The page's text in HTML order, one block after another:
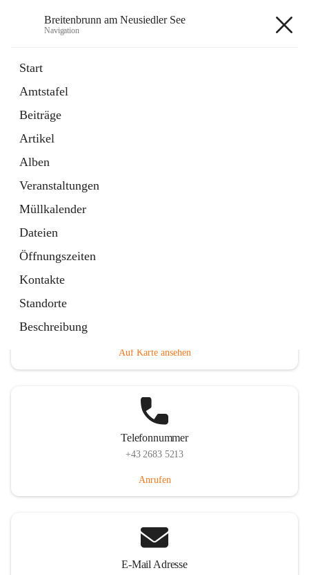
Breitenbrunn am Neusiedler See
Navigation
Start
Amtstafel
Beiträge
Artikel
Alben
Veranstaltungen
Müllkalender
Dateien
Öffnungszeiten
Kontakte
Standorte
Beschreibung
18 Schnellzugriffe
Gemeindeservice
Auf Karte ansehen
Telefonnummer
+43 2683 5213
Anrufen
E-Mail Adresse